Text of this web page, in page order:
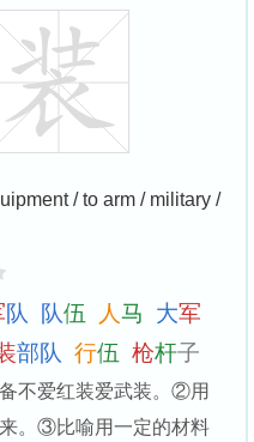
/ to arm / military /
队 队伍 人马 大军
部队 行伍 枪杆子
不爱红装爱武装。②用
。③比喻用一定的材料